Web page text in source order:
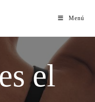
Menú
el